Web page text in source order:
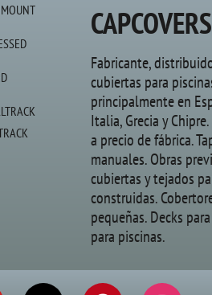
CAPCOVERS
Fabricante,
cubiertas para
principalmente en
Italia, Grecia y
a precio de fábrica.
manuales. Obras
cubiertas y tejados
construidas.
pequeñas. Decks
para piscinas.